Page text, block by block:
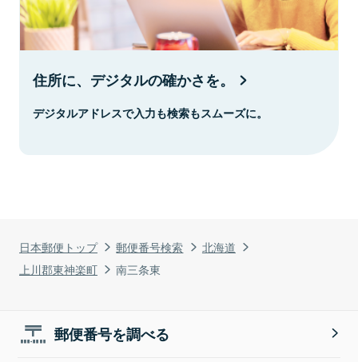
日本郵便トップ 郵便番号検索
北海道
上川郡東神楽町
南三条東
住所に、デジタルの確かさを。
デジタルアドレスで入力も検索もスムーズに。
郵便番号を調べる